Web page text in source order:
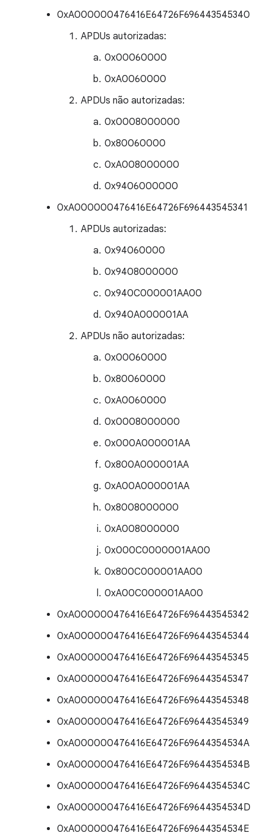
0xA000000476416E64726F696443545340
APDUs autorizadas:
0x00060000
0xA0060000
APDUs não autorizadas:
0x0008000000
0x80060000
0xA008000000
0x9406000000
0xA000000476416E64726F696443545341
APDUs autorizadas:
0x94060000
0x9408000000
0x940C000001AA00
0x940A000001AA
APDUs não autorizadas:
0x00060000
0x80060000
0xA0060000
0x0008000000
0x000A000001AA
0x800A000001AA
0xA00A000001AA
0x8008000000
0xA008000000
0x000C0000001AA00
0x800C000001AA00
0xA00C000001AA00
0xA000000476416E64726F696443545342
0xA000000476416E64726F696443545344
0xA000000476416E64726F696443545345
0xA000000476416E64726F696443545347
0xA000000476416E64726F696443545348
0xA000000476416E64726F696443545349
0xA000000476416E64726F69644354534A
0xA000000476416E64726F69644354534B
0xA000000476416E64726F69644354534C
0xA000000476416E64726F69644354534D
0xA000000476416E64726F69644354534E